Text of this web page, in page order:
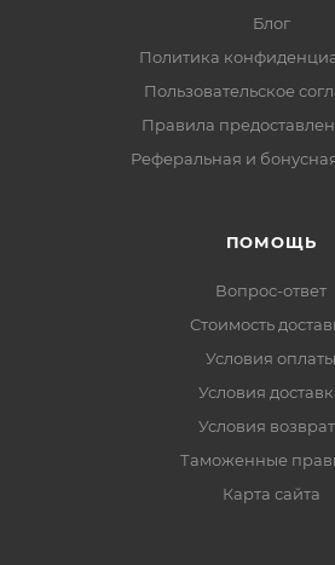
Блог
Политика
Пользовательское
Правила
Реферальная и
ПОМОЩЬ
Вопрос-ответ
Стоимость
Условия оплаты
Условия
Условия
Таможенные
Карта сайта